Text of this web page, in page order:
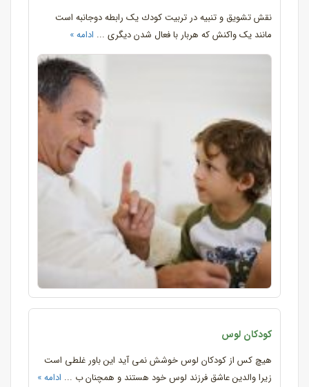
نقش‌ تشویق‌ و تنبیه‌ در تربیت‌ كودك‌ یک رابطه دوجانبه است
مانند یک واکنش که هربار با فعال شدن دیگری ... ادامه »
کودکان لوس
هیچ کس از کودکان لوس خوشش نمی آید این باور غلطی است
زیرا والدین عاشق فرزند لوس خود هستند و همچنان ب ... ادامه »